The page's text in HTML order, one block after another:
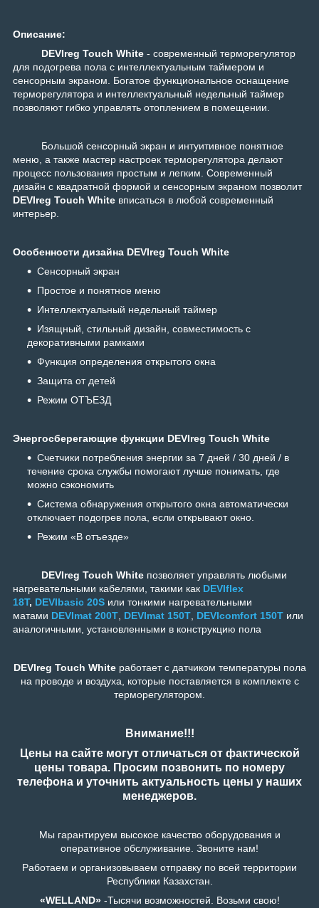
Описание:
DEVIreg Touch White - современный терморегулятор
для подогрева пола с интеллектуальным таймером и
сенсорным экраном. Богатое функциональное оснащение
терморегулятора и интеллектуальный недельный таймер
позволяют гибко управлять отоплением в помещении.
Большой сенсорный экран и интуитивное понятное
меню, а также мастер настроек терморегулятора делают
процесс пользования простым и легким. Современный
дизайн с квадратной формой и сенсорным экраном позволит
DEVIreg Touch White вписаться в любой современный
интерьер.
Особенности дизайна DEVIreg Touch White
Сенсорный экран
Простое и понятное меню
Интеллектуальный недельный таймер
Изящный, стильный дизайн, совместимость с
декоративными рамками
Функция определения открытого окна
Защита от детей
Режим ОТЪЕЗД
Энергосберегающие функции DEVIreg Touch White
Счетчики потребления энергии за 7 дней / 30 дней / в
течение срока службы помогают лучше понимать, где
можно сэкономить
Система обнаружения открытого окна автоматически
отключает подогрев пола, если открывают окно.
Режим «В отъезде»
DEVIreg Touch White позволяет управлять любыми
нагревательными кабелями, такими как DEVIflex
18T, DEVIbasic 20S или тонкими нагревательными
матами DEVImat 200T, DEVImat 150T, DEVIcomfort 150T или
аналогичными, установленными в конструкцию пола
DEVIreg Touch Whiteработает с датчиком температуры пола
на проводе и воздуха, которые поставляется в комплекте с
терморегулятором.
Внимание!!!
Цены на сайте могут отличаться от фактической
цены товара. Просим позвонить по номеру
телефона и уточнить актуальность цены у наших
менеджеров.
Мы гарантируем высокое качество оборудования и
оперативное обслуживание. Звоните нам!
Работаем и организовываем отправку по всей территории
Республики Казахстан.
«WELLAND»-Тысячи возможностей. Возьми свою!